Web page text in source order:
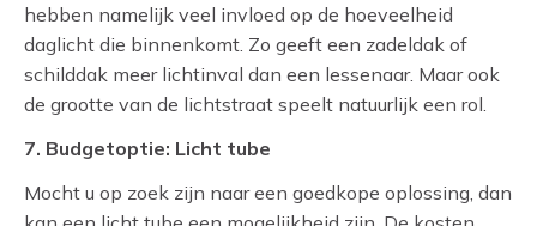
hebben namelijk veel invloed op de hoeveelheid
daglicht die binnenkomt. Zo geeft een zadeldak of
schilddak meer lichtinval dan een lessenaar. Maar ook
de grootte van de lichtstraat speelt natuurlijk een rol.
7. Budgetoptie: Licht tube
Mocht u op zoek zijn naar een goedkope oplossing, dan